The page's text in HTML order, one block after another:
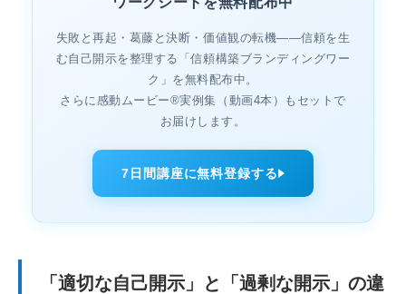
失敗と再起・葛藤と決断・価値観の転機——信頼を生
む自己開示を整理する「信頼構築ブランディングワー
ク」を無料配布中。
さらに感動ムービー®実例集（動画4本）もセットで
お届けします。
7日間講座に無料登録する
「適切な自己開示」と「過剰な開示」の違